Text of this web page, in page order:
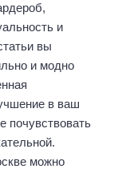
и
вы
и модно
в ваш
почувствовать
можно